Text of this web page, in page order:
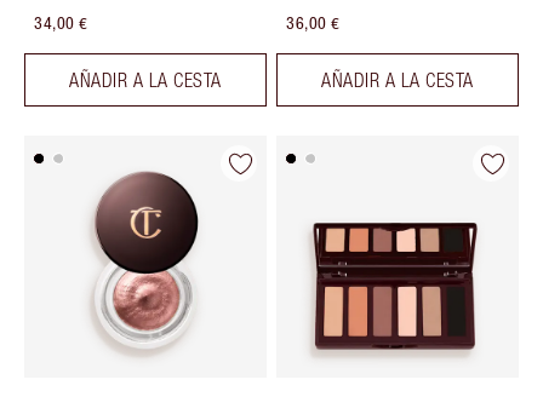
34,00 €
AÑADIR A LA CESTA
36,00 €
AÑADIR A LA CESTA